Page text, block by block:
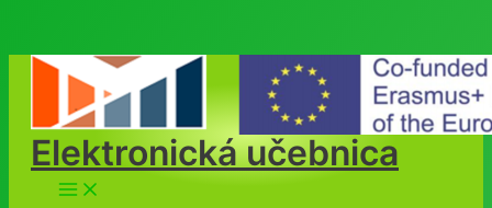
Preskočiť
Elektronická učebnica
Main
Menu